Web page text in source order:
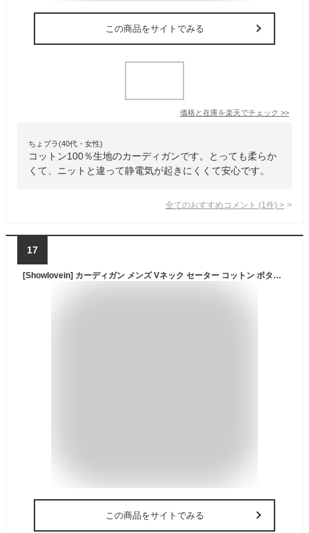
この商品をサイトでみる
価格と在庫を楽天でチェック >>
ちょプラ(40代・女性)
コットン100％生地のカーディガンです。とっても柔らか
くて、ニットと違って静電気が起きにくくて安心です。
全てのおすすめコメント (1 件) >
17
[Showlovein] カーディガン メンズ Vネック セーター コットン ボタン付き 長袖 無地 ニットカーディガン スリム カジュアル ビジネス 通勤 春秋冬
この商品をサイトでみる